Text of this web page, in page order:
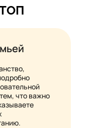
что важно